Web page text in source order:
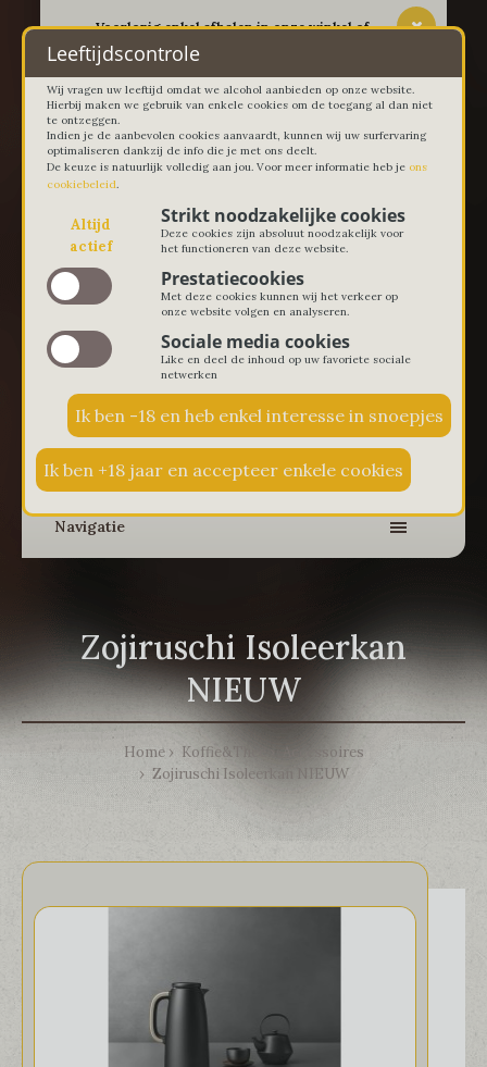
-- Voorlopig enkel afhalen in onze winkel of
thuislevering in Lievegem vanaf 100 euro --
0 € 0,00
Navigatie
Zojiruschi Isoleerkan
NIEUW
Home Koffie&Thee
Accessoires
Zojiruschi Isoleerkan NIEUW
Leeftijdscontrole
Wij vragen uw leeftijd omdat we alcohol aanbieden op onze website.
Hierbij maken we gebruik van enkele cookies om de toegang al dan niet
te ontzeggen.
Indien je de aanbevolen cookies aanvaardt, kunnen wij uw surfervaring
optimaliseren dankzij de info die je met ons deelt.
De keuze is natuurlijk volledig aan jou. Voor meer informatie heb je ons
cookiebeleid.
Altijd
actief
Strikt noodzakelijke cookies
Deze cookies zijn absoluut noodzakelijk voor
het functioneren van deze website.
Prestatiecookies
Met deze cookies kunnen wij het verkeer op
onze website volgen en analyseren.
Sociale media cookies
Like en deel de inhoud op uw favoriete sociale
netwerken